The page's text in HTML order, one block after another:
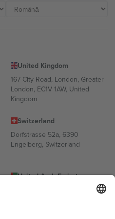
United Kingdom
167 City Road, London, Greater
London, EC1V 1AW, United
Kingdom
Switzerland
Dorfstrasse 52a, 6390
Engelberg, Switzerland
United Arab Emirates
UAE Dubai Silicon Oasis, DDP